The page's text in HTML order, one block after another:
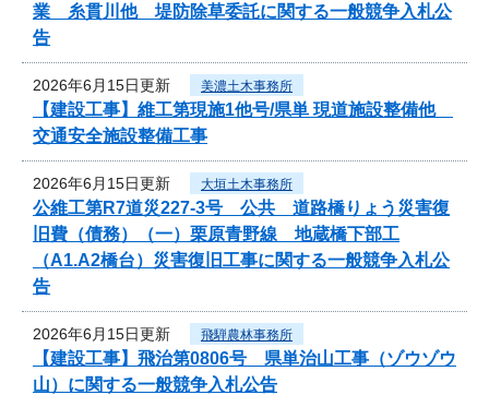
業 糸貫川他 堤防除草委託に関する一般競争入札公
告
2026年6月15日更新 美濃土木事務所
【建設工事】維工第現施1他号/県単 現道施設整備他
交通安全施設整備工事
2026年6月15日更新 大垣土木事務所
公維工第R7道災227-3号 公共 道路橋りょう災害復
旧費（債務）（一）栗原青野線 地蔵橋下部工
（A1.A2橋台）災害復旧工事に関する一般競争入札公
告
2026年6月15日更新 飛騨農林事務所
【建設工事】飛治第0806号 県単治山工事（ゾウゾウ
山）に関する一般競争入札公告